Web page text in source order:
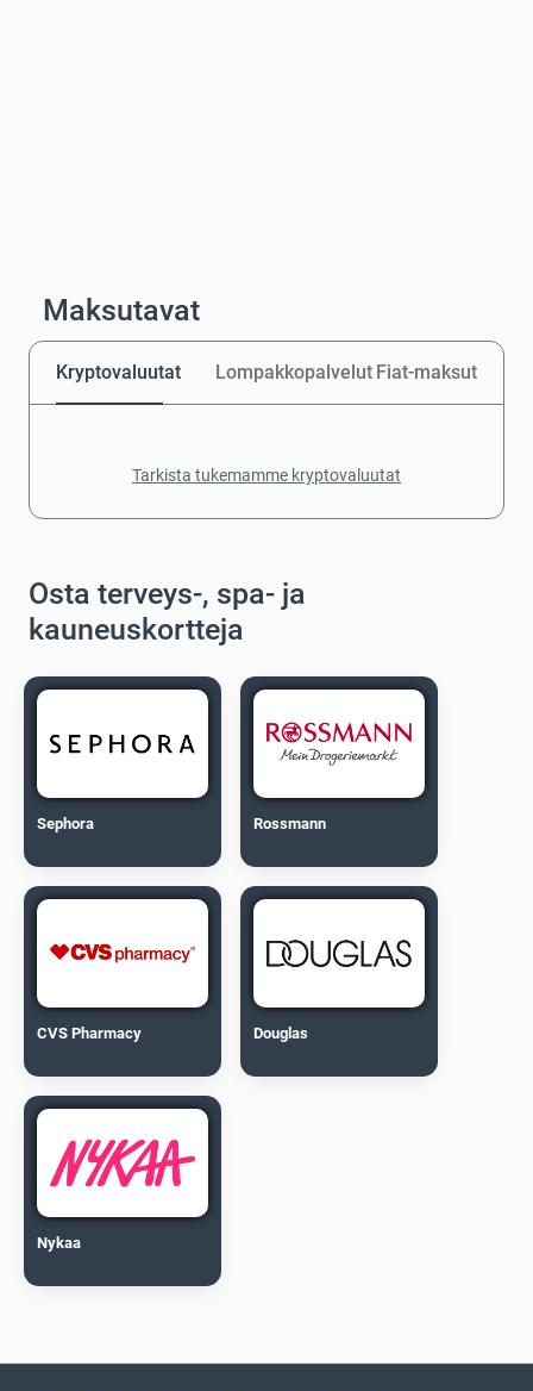
Maksutavat
Kryptovaluutat Lompakkopalvelut Fiat-maksut
Tarkista tukemamme kryptovaluutat
Osta terveys-, spa- ja
kauneuskortteja
Sephora Rossmann
CVS Pharmacy Douglas
Nykaa